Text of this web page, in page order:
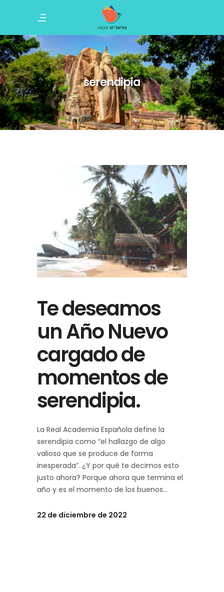
serendipia
Te deseamos
un Año Nuevo
cargado de
momentos de
serendipia.
La Real Academia Española define la
serendipia como “el hallazgo de algo
valioso que se produce de forma
inesperada”. ¿Y por qué te decimos esto
justo ahora? Porque ahora que termina el
año y es el momento de los buenos
22 de diciembre de 2022